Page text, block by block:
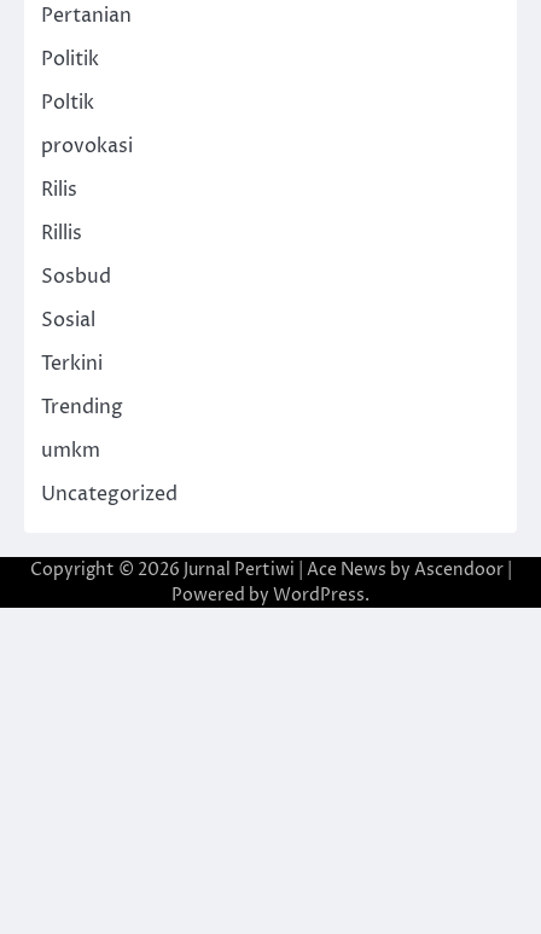
Pertanian
Politik
Poltik
provokasi
Rilis
Rillis
Sosbud
Sosial
Terkini
Trending
umkm
Uncategorized
Copyright © 2026 Jurnal Pertiwi | Ace News by Ascendoor|
Powered by WordPress.